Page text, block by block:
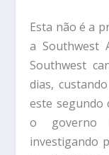
Esta não é a
a Southwest
Southwest
dias,
este segundo
o governo
investigando